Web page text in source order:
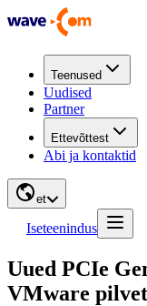
Teenused
Uudised
Partner
Ettevõttest
Abi ja kontaktid
et
Iseteenindus
Uued PCIe
VMware